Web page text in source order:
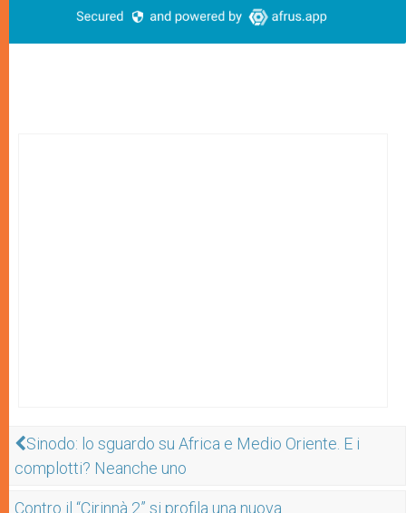
Sinodo: lo sguardo su Africa e Medio Oriente. E i
complotti? Neanche uno
Contro il “Cirinnà 2” si profila una nuova